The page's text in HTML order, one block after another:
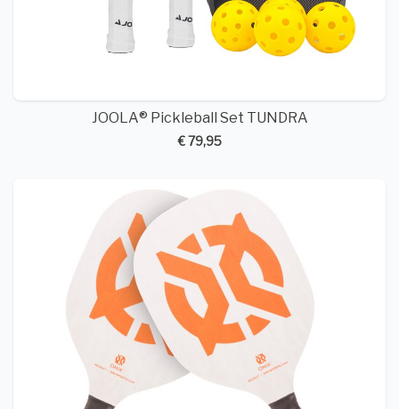
JOOLA® Pickleball Set TUNDRA
€ 79,95